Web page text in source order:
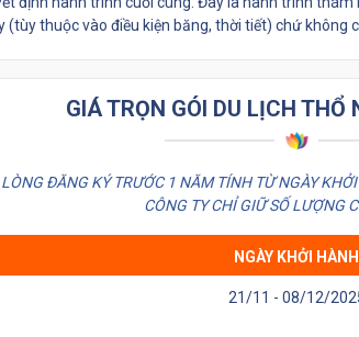
(tùy thuộc vào điều kiện băng, thời tiết) chứ không
GIÁ TRỌN GÓI DU LỊCH THỔ
ĐĂNG KÝ TRƯỚC 1 NĂM TÍNH TỪ NGÀY
CÔNG TY CHỈ GIỮ SỐ LƯỢNG
NGÀY KHỞI HÀNH
21/11 - 08/12/